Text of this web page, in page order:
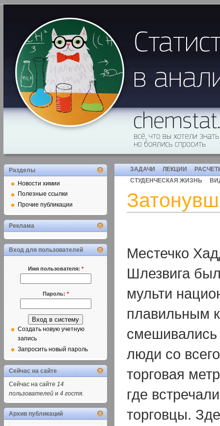
ЗАДАЧИ ЛЕКЦИИ
СТУДЕНЧЕСКАЯ ЖИЗНЬ
Местечко
Шлезвига
мульти
плавильным
смешивались
люди со
торговая
где
торговцы.
Разделы
Новости химии
Полезные ссылки
Прочие публикации
Реклама
Вход для пользователей
Имя пользователя: *
Пароль: *
Создать новую учетную
запись
Запросить новый пароль
Сейчас на сайте
Сейчас на сайте 14
пользователей и 4 гостя.
Архив публикаций